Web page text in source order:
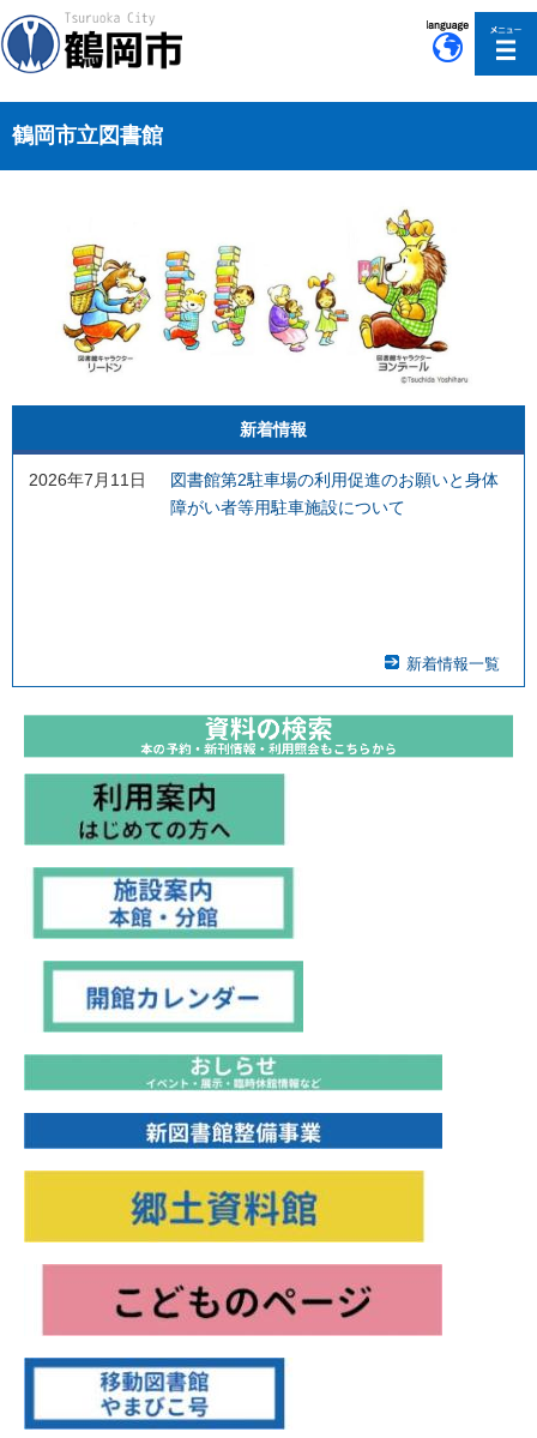
鶴岡市立図書館
新着情報
2026年7月11日
図書館第2駐車場の利用促進のお願いと身体
障がい者等用駐車施設について
新着情報一覧